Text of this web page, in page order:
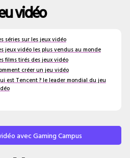
vidéo
séries sur les jeux vidéo
jeux vidéo les plus vendus au monde
films tirés des jeux vidéo
créer un jeu vidéo
est Tencent ? le leader mondial du jeu
avec Gaming Campus